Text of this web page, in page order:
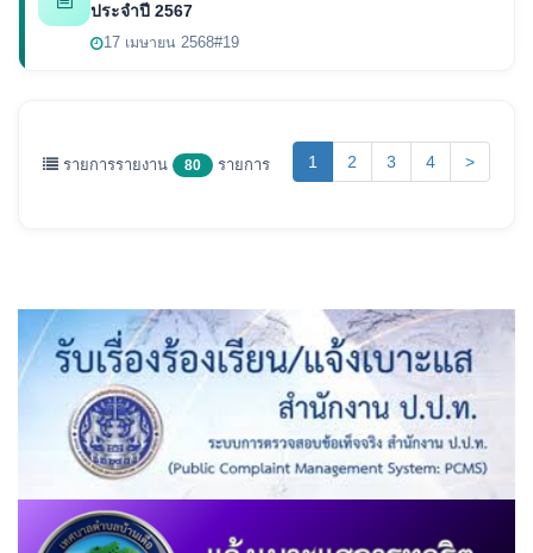
ประจำปี 2567
17 เมษายน 2568#19
รายการรายงาน 80 รายการ 1 (current)
2 3 4 >